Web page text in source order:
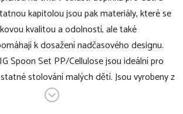
kapitolou jsou pak materiály, které se
kvalitou a odolností, ale také
k dosažení nadčasového designu.
Spoon Set PP/Cellulose jsou ideální pro
stolování malých dětí. Jsou vyrobeny z
ekologického materiálu na bázi celulózy bez